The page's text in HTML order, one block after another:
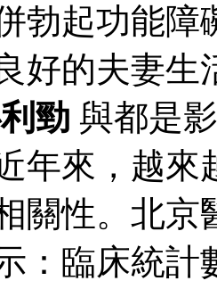
勃起功能
好的夫妻生
勁 與都是
年來，越來
關性。北京
：臨床統計